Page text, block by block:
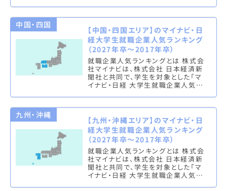
中国・四国
【中国・四国エリア】のマイナビ・日
経大学生就職企業人気ランキング
（2027年卒～2017年卒）
就職企業人気ランキングとは 株式会
社マイナビは、株式会社 日本経済新
聞社と共同で、学生を対象とした「マ
イナビ・日経 大学生就職企業人気ラ
九州・沖縄
【九州・沖縄エリア】のマイナビ・日
経大学生就職企業人気ランキング
（2027年卒～2017年卒）
就職企業人気ランキングとは 株式会
社マイナビは、株式会社 日本経済新
聞社と共同で、学生を対象とした「マ
イナビ・日経 大学生就職企業人気ラ